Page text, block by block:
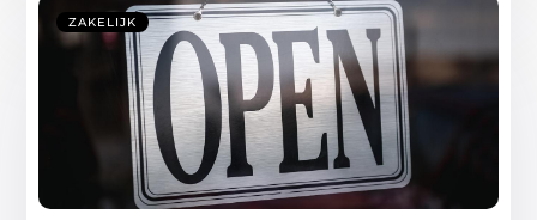
ZAKELIJK